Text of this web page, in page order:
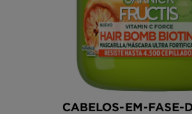
CABELOS-EM-FASE-